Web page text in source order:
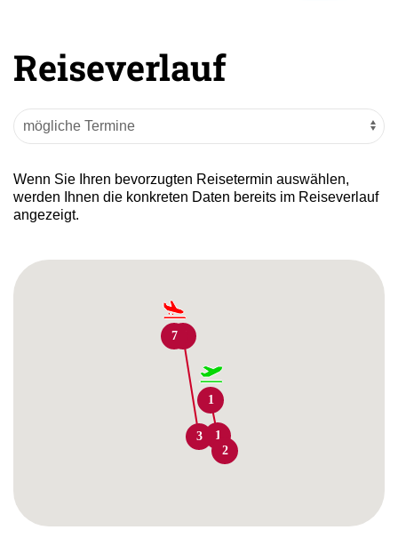
Reiseverlauf
Wenn Sie Ihren bevorzugten Reisetermin auswählen,
werden Ihnen die konkreten Daten bereits im Reiseverlauf
angezeigt.
1
1
2
3
7